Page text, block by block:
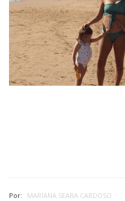
Por: MARIANA SEARA CARDOSO